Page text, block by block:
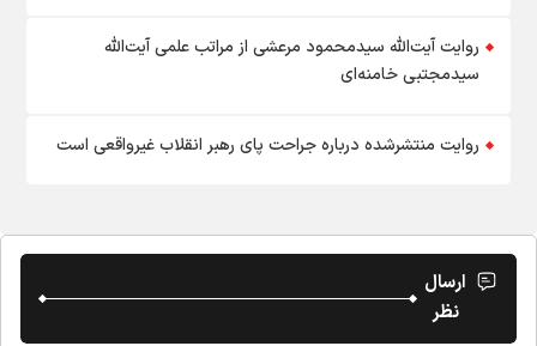
روایت آیت‌الله سیدمحمود مرعشی از مراتب علمی آیت‌الله
سیدمجتبی خامنه‌ای
روایت منتشرشده درباره جراحت پای رهبر انقلاب غیرواقعی است
ارسال
نظر